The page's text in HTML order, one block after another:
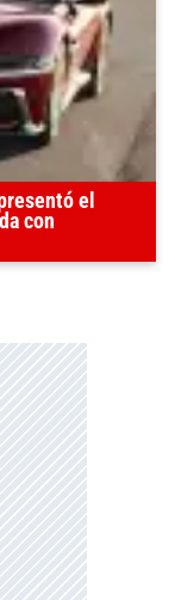
el
con